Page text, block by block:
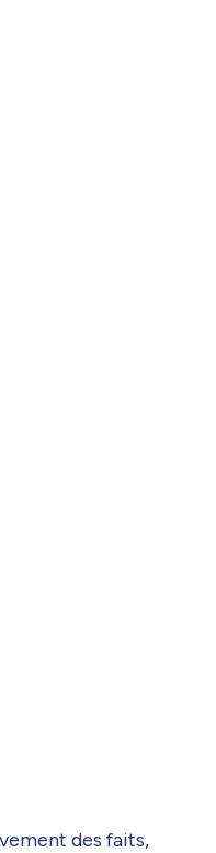
des faits,